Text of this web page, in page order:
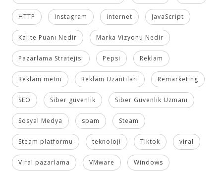
HTTP Instagram internet JavaScript
Kalite Puanı Nedir Marka Vizyonu Nedir
Pazarlama Stratejisi Pepsi Reklam
Reklam metni Reklam Uzantıları Remarketing
SEO Siber güvenlik Siber Güvenlik Uzmanı
Sosyal Medya spam Steam
Steam platformu teknoloji Tiktok viral
Viral pazarlama VMware Windows